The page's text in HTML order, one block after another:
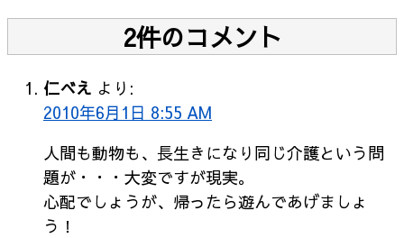
2件のコメント
仁べえ より:
2010年6月1日 8:55 AM
人間も動物も、長生きになり同じ介護という問
題が・・・大変ですが現実。
心配でしょうが、帰ったら遊んであげましょ
う！